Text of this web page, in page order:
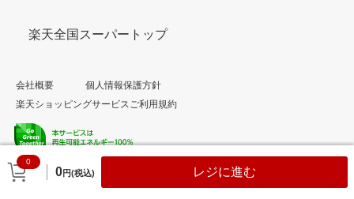
0
0円(税込) レジに進む
楽天全国スーパートップ
会社概要
個人情報保護方針
楽天ショッピングサービスご利用規約
© Rakuten Group, Inc.